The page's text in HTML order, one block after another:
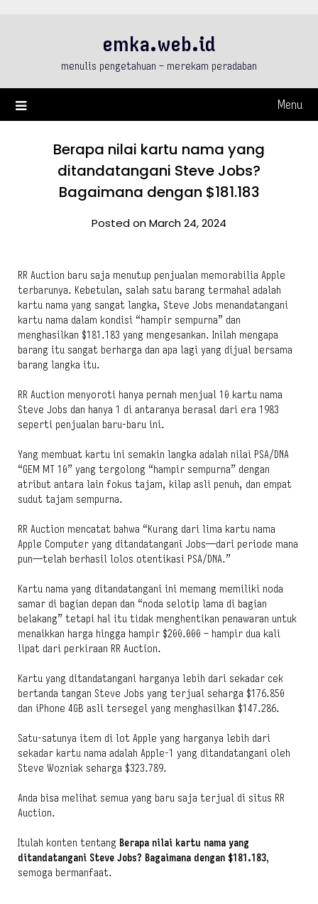
emka.web.id
menulis pengetahuan – merekam peradaban
Menu
Berapa nilai kartu nama yang
ditandatangani Steve Jobs?
Bagaimana dengan $181.183
Posted on March 24, 2024
RR Auction baru saja menutup penjualan memorabilia Apple
terbarunya. Kebetulan, salah satu barang termahal adalah
kartu nama yang sangat langka, Steve Jobs menandatangani
kartu nama dalam kondisi “hampir sempurna” dan
menghasilkan $181.183 yang mengesankan. Inilah mengapa
barang itu sangat berharga dan apa lagi yang dijual bersama
barang langka itu.
RR Auction menyoroti hanya pernah menjual 10 kartu nama
Steve Jobs dan hanya 1 di antaranya berasal dari era 1983
seperti penjualan baru-baru ini.
Yang membuat kartu ini semakin langka adalah nilai PSA/DNA
“GEM MT 10” yang tergolong “hampir sempurna” dengan
atribut antara lain fokus tajam, kilap asli penuh, dan empat
sudut tajam sempurna.
RR Auction mencatat bahwa “Kurang dari lima kartu nama
Apple Computer yang ditandatangani Jobs—dari periode mana
pun—telah berhasil lolos otentikasi PSA/DNA.”
Kartu nama yang ditandatangani ini memang memiliki noda
samar di bagian depan dan “noda selotip lama di bagian
belakang” tetapi hal itu tidak menghentikan penawaran untuk
menaikkan harga hingga hampir $200.000 – hampir dua kali
lipat dari perkiraan RR Auction.
Kartu yang ditandatangani harganya lebih dari sekadar cek
bertanda tangan Steve Jobs yang terjual seharga $176.850
dan iPhone 4GB asli tersegel yang menghasilkan $147.286.
Satu-satunya item di lot Apple yang harganya lebih dari
sekadar kartu nama adalah Apple-1 yang ditandatangani oleh
Steve Wozniak seharga $323.789.
Anda bisa melihat semua yang baru saja terjual di situs RR
Auction.
Itulah konten tentang Berapa nilai kartu nama yang
ditandatangani Steve Jobs? Bagaimana dengan $181.183,
semoga bermanfaat.